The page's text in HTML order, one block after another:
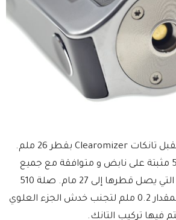
مود Huracan LX يستقبل تانكات Clearomizer بقطر 26 ملم.
ويحتوي على وصلة 510 مثبتة على نابض و متوافقة مع جميع
تانكات Atos وClearos التي يصل قطرها إلى 27 مام. صلة 510
دائرية ومرتفعة قليلاً بمقدار 0.2 ملم لتجنب خدش الجزء العلوي
فيها تركيب التانك.